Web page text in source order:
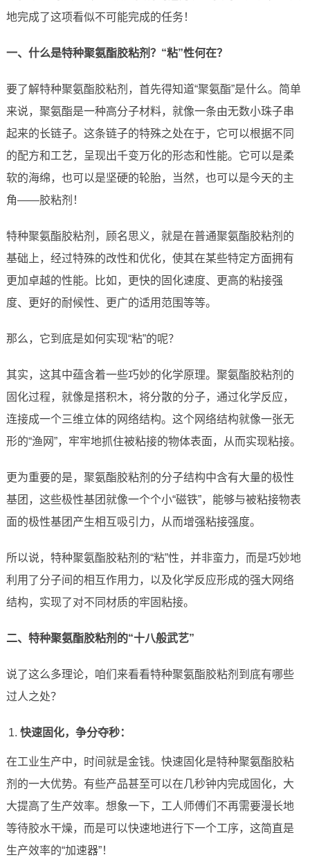
地完成了这项看似不可能完成的任务！
一、什么是特种聚氨酯胶粘剂？“粘”性何在？
要了解特种聚氨酯胶粘剂，首先得知道“聚氨酯”是什么。简单
来说，聚氨酯是一种高分子材料，就像一条由无数小珠子串
起来的长链子。这条链子的特殊之处在于，它可以根据不同
的配方和工艺，呈现出千变万化的形态和性能。它可以是柔
软的海绵，也可以是坚硬的轮胎，当然，也可以是今天的主
角——胶粘剂！
特种聚氨酯胶粘剂，顾名思义，就是在普通聚氨酯胶粘剂的
基础上，经过特殊的改性和优化，使其在某些特定方面拥有
更加卓越的性能。比如，更快的固化速度、更高的粘接强
度、更好的耐候性、更广的适用范围等等。
那么，它到底是如何实现“粘”的呢？
其实，这其中蕴含着一些巧妙的化学原理。聚氨酯胶粘剂的
固化过程，就像是搭积木，将分散的分子，通过化学反应，
连接成一个三维立体的网络结构。这个网络结构就像一张无
形的“渔网”，牢牢地抓住被粘接的物体表面，从而实现粘接。
更为重要的是，聚氨酯胶粘剂的分子结构中含有大量的极性
基团，这些极性基团就像一个个小“磁铁”，能够与被粘接物表
面的极性基团产生相互吸引力，从而增强粘接强度。
所以说，特种聚氨酯胶粘剂的“粘”性，并非蛮力，而是巧妙地
利用了分子间的相互作用力，以及化学反应形成的强大网络
结构，实现了对不同材质的牢固粘接。
二、特种聚氨酯胶粘剂的“十八般武艺”
说了这么多理论，咱们来看看特种聚氨酯胶粘剂到底有哪些
过人之处？
快速固化，争分夺秒：
在工业生产中，时间就是金钱。快速固化是特种聚氨酯胶粘
剂的一大优势。有些产品甚至可以在几秒钟内完成固化，大
大提高了生产效率。想象一下，工人师傅们不再需要漫长地
等待胶水干燥，而是可以快速地进行下一个工序，这简直是
生产效率的“加速器”！